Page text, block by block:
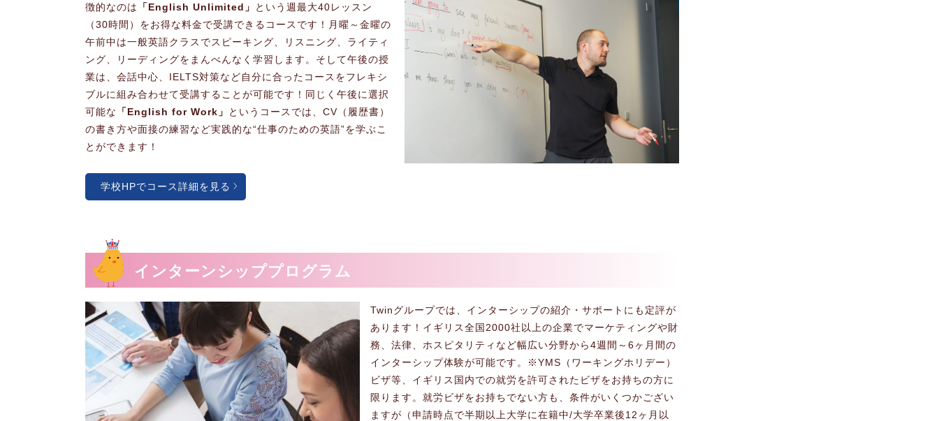
徴的なのは
「English Unlimited」
という週最大40レッスン
（30時間）をお得な料金で受講できるコースです！月曜～金曜の
午前中は一般英語クラスでスピーキング、リスニング、ライティ
ング、リーディングをまんべんなく学習します。そして午後の授
業は、会話中心、IELTS対策など自分に合ったコースをフレキシ
ブルに組み合わせて受講することが可能です！同じく午後に選択
可能な
「English for Work」
というコースでは、CV（履歴書）
の書き方や面接の練習など実践的な“仕事のための英語”を学ぶこ
とができます！
学校HPでコース詳細を見る
インターンシッププログラム
Twinグループでは、インターシップの紹介・サポートにも定評が
あります！イギリス全国2000社以上の企業でマーケティングや財
務、法律、ホスピタリティなど幅広い分野から4週間～6ヶ月間の
インターシップ体験が可能です。※YMS（ワーキングホリデー）
ビザ等、イギリス国内での就労を許可されたビザをお持ちの方に
限ります。就労ビザをお持ちでない方も、条件がいくつかござい
ますが（申請時点で半期以上大学に在籍中/大学卒業後12ヶ月以